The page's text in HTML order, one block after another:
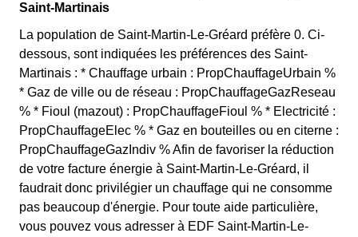
Saint-Martinais
La population de Saint-Martin-Le-Gréard préfère 0. Ci-
dessous, sont indiquées les préférences des Saint-
Martinais : * Chauffage urbain : PropChauffageUrbain %
* Gaz de ville ou de réseau : PropChauffageGazReseau
% * Fioul (mazout) : PropChauffageFioul % * Electricité :
PropChauffageElec % * Gaz en bouteilles ou en citerne :
PropChauffageGazIndiv % Afin de favoriser la réduction
de votre facture énergie à Saint-Martin-Le-Gréard, il
faudrait donc privilégier un chauffage qui ne consomme
pas beaucoup d'énergie. Pour toute aide particulière,
vous pouvez vous adresser à EDF Saint-Martin-Le-